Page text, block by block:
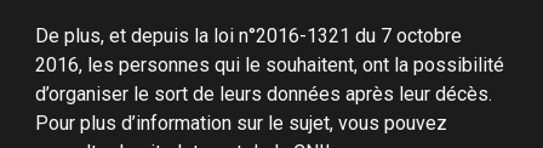
De plus, et depuis la loi n°2016-1321 du 7 octobre
2016, les personnes qui le souhaitent, ont la possibilité
d’organiser le sort de leurs données après leur décès.
Pour plus d’information sur le sujet, vous pouvez